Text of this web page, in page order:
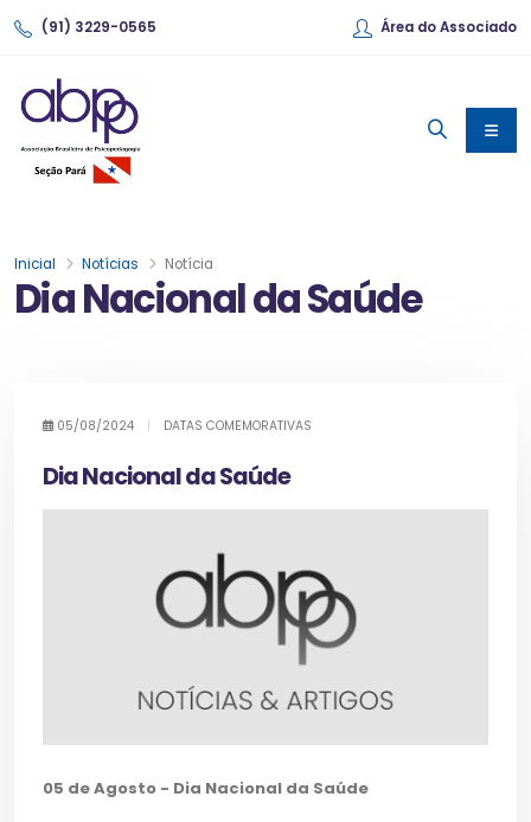
(91) 3229-0565 Área do Associado
Dia Nacional da Saúde
Inicial Notícias Notícia
05/08/2024 | DATAS COMEMORATIVAS
Dia Nacional da Saúde
05 de Agosto - Dia Nacional da Saúde